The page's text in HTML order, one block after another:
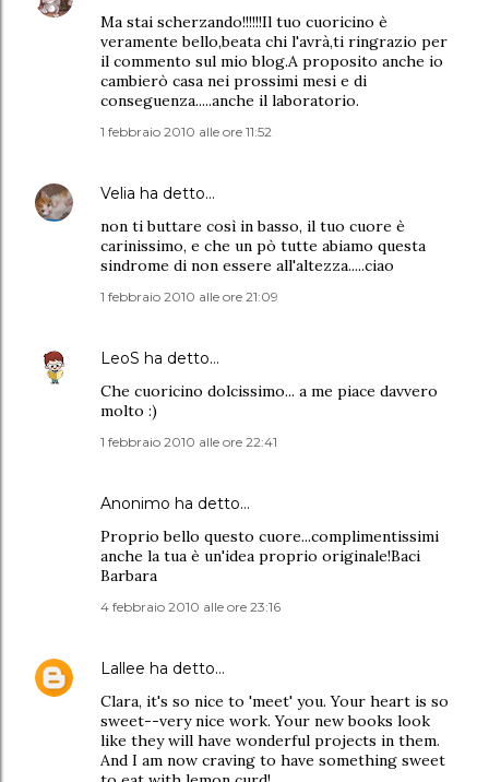
Ma stai scherzando!!!!!!Il tuo cuoricino è
veramente bello,beata chi l'avrà,ti ringrazio per
il commento sul mio blog.A proposito anche io
cambierò casa nei prossimi mesi e di
conseguenza.....anche il laboratorio.
1 febbraio 2010 alle ore 11:52
Velia ha detto…
non ti buttare così in basso, il tuo cuore è
carinissimo, e che un pò tutte abiamo questa
sindrome di non essere all'altezza.....ciao
1 febbraio 2010 alle ore 21:09
LeoS ha detto…
Che cuoricino dolcissimo... a me piace davvero
molto :)
1 febbraio 2010 alle ore 22:41
Anonimo ha detto…
Proprio bello questo cuore...complimentissimi
anche la tua è un'idea proprio originale!Baci
Barbara
4 febbraio 2010 alle ore 23:16
Lallee ha detto…
Clara, it's so nice to 'meet' you. Your heart is so
sweet--very nice work. Your new books look
like they will have wonderful projects in them.
And I am now craving to have something sweet